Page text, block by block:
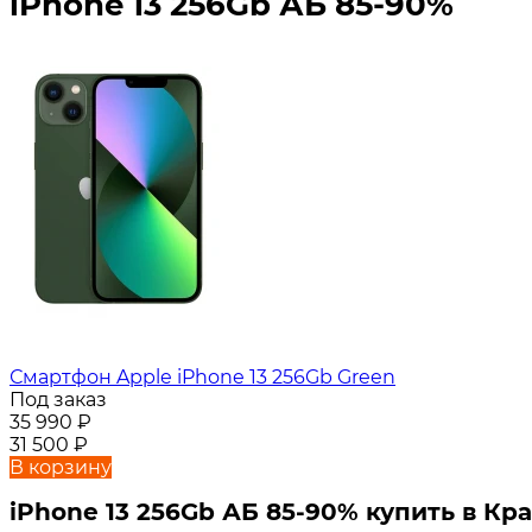
Смартфон Apple iPhone 13 256Gb Green
Под заказ
35 990 ₽
31 500 ₽
В корзину
iPhone 13 256Gb АБ 85-90% купить в